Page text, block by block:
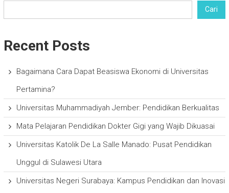
Cari
Recent Posts
Bagaimana Cara Dapat Beasiswa Ekonomi di Universitas
Pertamina?
Universitas Muhammadiyah Jember: Pendidikan Berkualitas
Mata Pelajaran Pendidikan Dokter Gigi yang Wajib Dikuasai
Universitas Katolik De La Salle Manado: Pusat Pendidikan
Unggul di Sulawesi Utara
Universitas Negeri Surabaya: Kampus Pendidikan dan Inovasi